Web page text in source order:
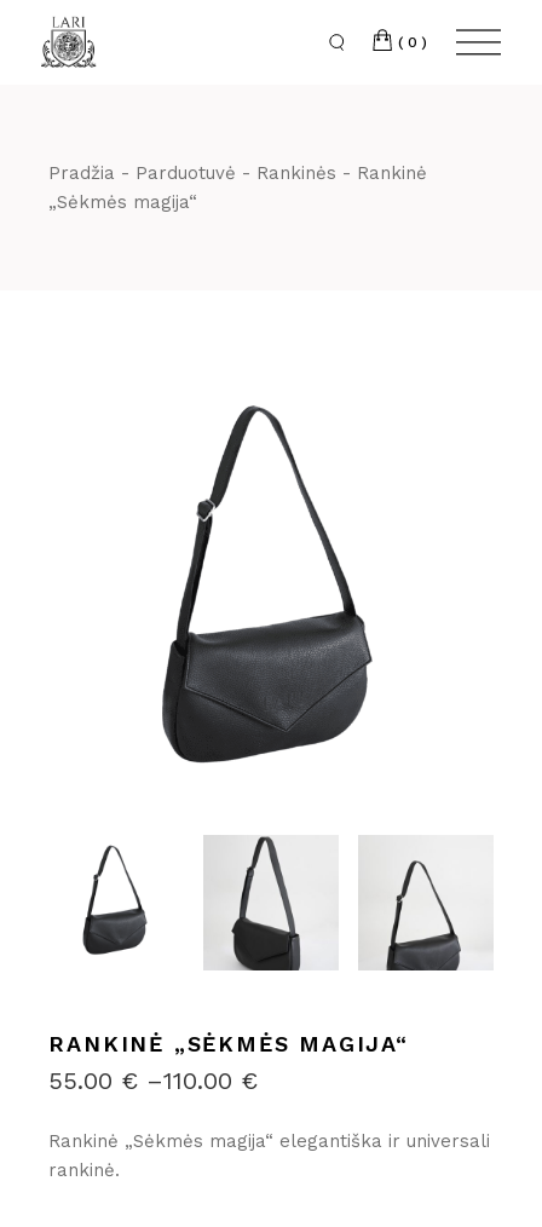
content
(0)
Pradžia Parduotuvė Rankinės
Rankinė
„Sėkmės magija“
RANKINĖ „SĖKMĖS MAGIJA“
55.00 € –110.00 €
PRICE
55.00 €
THROUGH
Rankinė „Sėkmės magija“ elegantiška ir universali
rankinė.